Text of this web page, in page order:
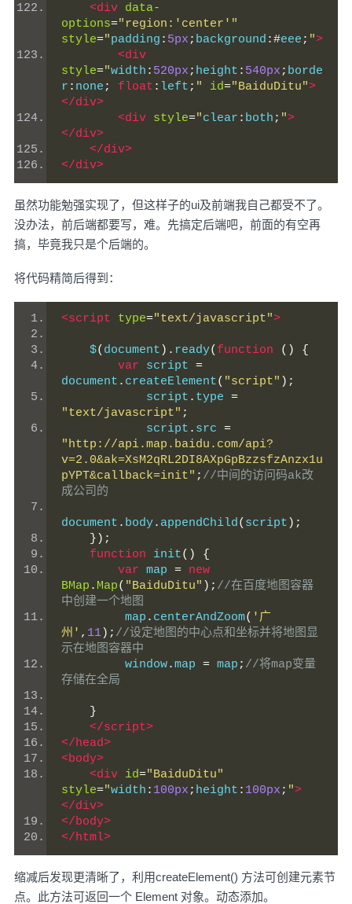
<div data-
options="region:'center'"
style="padding : 5px ; background :#eee ; ">
<div
style="width : 520px ; height : 540px ; borde
r : none ; float : left ; " id="BaiduDitu">
</div>
<div style="clear : both ; ">
</div>
</div>
</div>
虽然功能勉强实现了，但这样子的ui及前端我自己都受不了。
没办法，前后端都要写，难。先搞定后端吧，前面的有空再
搞，毕竟我只是个后端的。
将代码精简后得到：
<script type="text/javascript">
    $
( document ). ready( function ()
{
var script =
document . createElement( "script" );
            script
. type =
"text/javascript" ;
            script
. src =
"http://api.map.baidu.com/api?
v=2.0&ak=XsM2qRL2DI8AXpGpBzzsfzAnzx1u
pYPT&callback=init" ; //中间的访问码ak改
成公司的
document . body. appendChild( script );
});
function init()
{
var map = new
BMap . Map( "BaiduDitu" ); //在百度地图容器
中创建一个地图
         map
. centerAndZoom( '广
州' , 11); //设定地图的中心点和坐标并将地图显
示在地图容器中
         window
.map = map ; //将map变量
存储在全局
}
</script>
</head>
<body>
<div id="BaiduDitu"
style="width : 100px ; height : 100px ; ">
</div>
</body>
</html>
缩减后发现更清晰了，利用createElement() 方法可创建元素节
点。此方法可返回一个 Element 对象。动态添加。